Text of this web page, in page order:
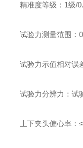
精准度等级： 1级/
试验力测量范围：
试验力示值相对误
试验力分辨力：试
上下夹头偏心率： ≤